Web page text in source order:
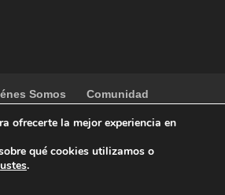
Somos
Comunidad
Tienda
ofrecerte la mejor experiencia en
qué cookies utilizamos o
.